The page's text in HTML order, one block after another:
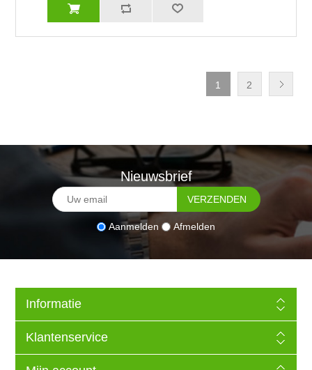
1 2
Nieuwsbrief
Aanmelden Afmelden
Informatie
Klantenservice